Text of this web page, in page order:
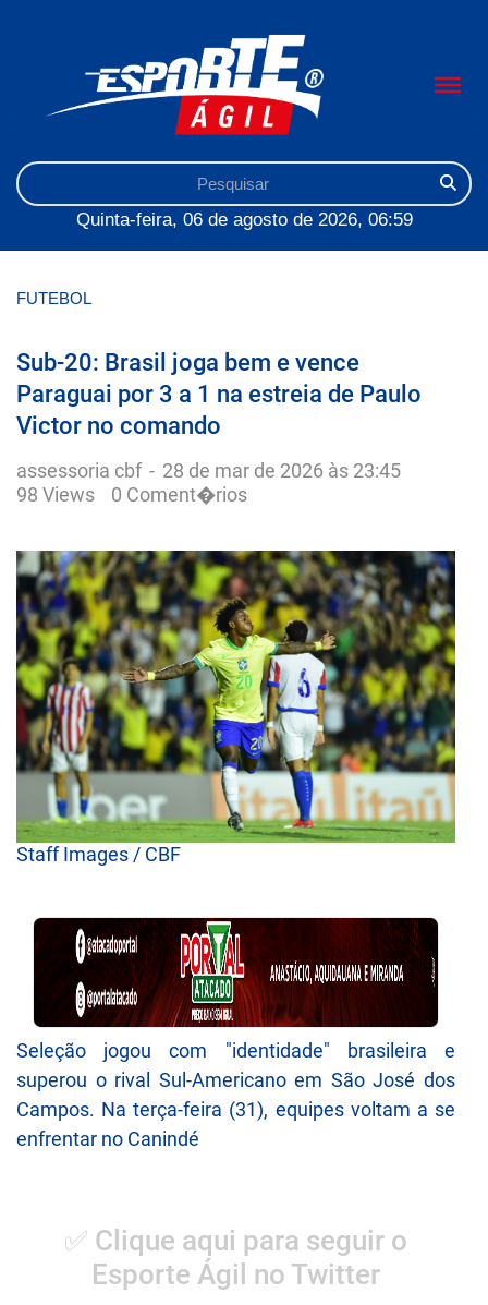
Quinta-feira, 06 de agosto de 2026, 06:59
FUTEBOL
Sub-20: Brasil joga bem e vence
Paraguai por 3 a 1 na estreia de Paulo
Victor no comando
assessoria cbf - 28 de mar de 2026 às 23:45
98 Views
0 Coment�rios
Staff Images / CBF
Seleção jogou com "identidade" brasileira e
superou o rival Sul-Americano em São José dos
Campos. Na terça-feira (31), equipes voltam a se
enfrentar no Canindé
✅ Clique aqui para seguir o
Esporte Ágil no Twitter